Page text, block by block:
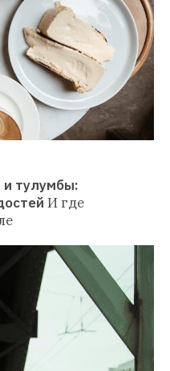
тулумбы:
И где